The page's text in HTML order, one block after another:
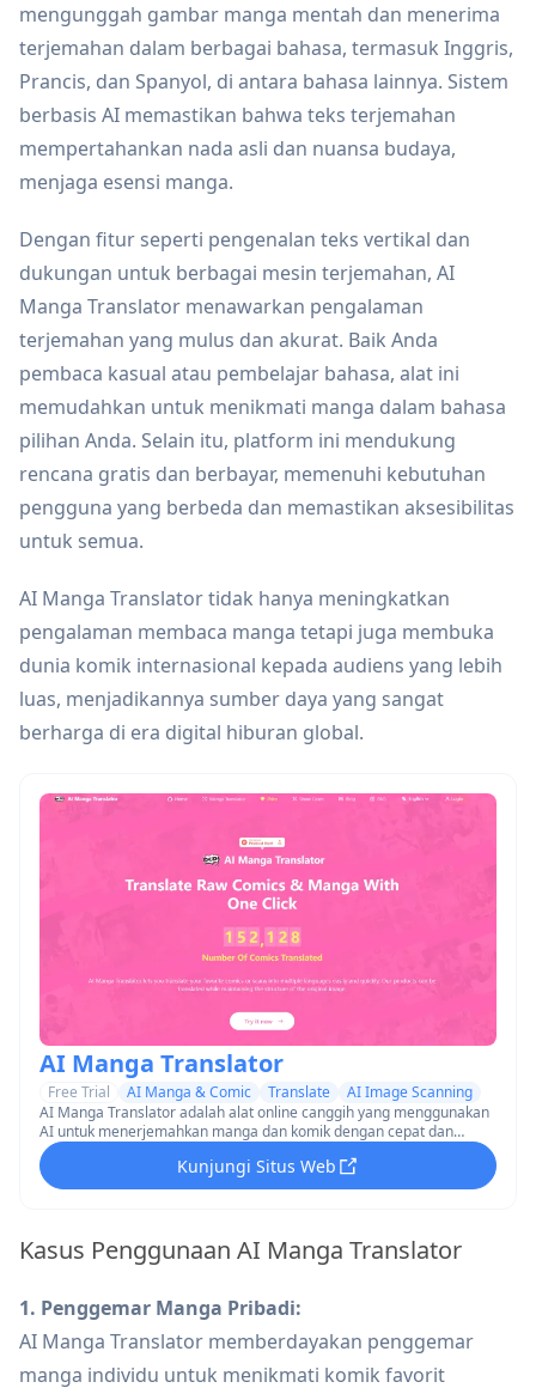
mengunggah gambar manga mentah dan menerima
terjemahan dalam berbagai bahasa, termasuk Inggris,
Prancis, dan Spanyol, di antara bahasa lainnya. Sistem
berbasis AI memastikan bahwa teks terjemahan
mempertahankan nada asli dan nuansa budaya,
menjaga esensi manga.
Dengan fitur seperti pengenalan teks vertikal dan
dukungan untuk berbagai mesin terjemahan, AI
Manga Translator menawarkan pengalaman
terjemahan yang mulus dan akurat. Baik Anda
pembaca kasual atau pembelajar bahasa, alat ini
memudahkan untuk menikmati manga dalam bahasa
pilihan Anda. Selain itu, platform ini mendukung
rencana gratis dan berbayar, memenuhi kebutuhan
pengguna yang berbeda dan memastikan aksesibilitas
untuk semua.
AI Manga Translator tidak hanya meningkatkan
pengalaman membaca manga tetapi juga membuka
dunia komik internasional kepada audiens yang lebih
luas, menjadikannya sumber daya yang sangat
berharga di era digital hiburan global.
AI Manga Translator
Free Trial AI Manga & Comic Translate
AI Image Scanning
AI Manga Translator adalah alat online canggih yang menggunakan
AI untuk menerjemahkan manga dan komik dengan cepat dan
akurat ke dalam berbagai bahasa sambil mempertahankan karya
seni asli.
Kunjungi Situs Web
Kasus Penggunaan AI Manga Translator
1. Penggemar Manga Pribadi:
AI Manga Translator memberdayakan penggemar
manga individu untuk menikmati komik favorit